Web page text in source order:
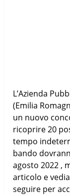
L’Azienda
(Emilia
un nuovo
ricoprire 20
tempo
bando
agosto 2022 ,
articolo e
seguire per